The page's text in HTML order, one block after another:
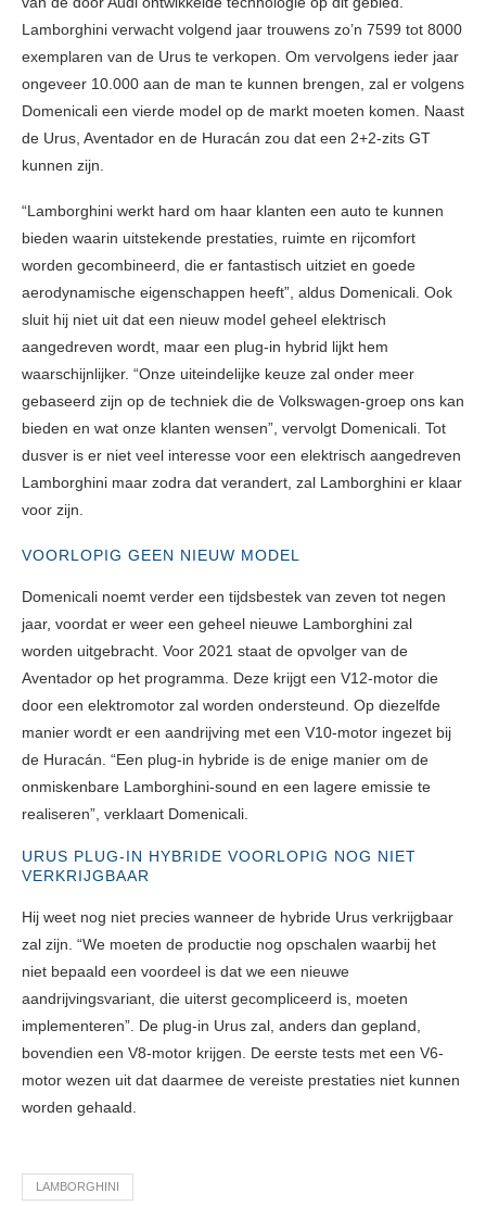
Lamborghini verwacht volgend jaar trouwens zo’n 7599 tot 8000
exemplaren van de Urus te verkopen. Om vervolgens ieder jaar
ongeveer 10.000 aan de man te kunnen brengen, zal er volgens
Domenicali een vierde model op de markt moeten komen. Naast
de Urus, Aventador en de Huracán zou dat een 2+2-zits GT
kunnen zijn.
“Lamborghini werkt hard om haar klanten een auto te kunnen
bieden waarin uitstekende prestaties, ruimte en rijcomfort
worden gecombineerd, die er fantastisch uitziet en goede
aerodynamische eigenschappen heeft”, aldus Domenicali. Ook
sluit hij niet uit dat een nieuw model geheel elektrisch
aangedreven wordt, maar een plug-in hybrid lijkt hem
waarschijnlijker. “Onze uiteindelijke keuze zal onder meer
gebaseerd zijn op de techniek die de Volkswagen-groep ons kan
bieden en wat onze klanten wensen”, vervolgt Domenicali. Tot
dusver is er niet veel interesse voor een elektrisch aangedreven
Lamborghini maar zodra dat verandert, zal Lamborghini er klaar
voor zijn.
VOORLOPIG GEEN NIEUW MODEL
Domenicali noemt verder een tijdsbestek van zeven tot negen
jaar, voordat er weer een geheel nieuwe Lamborghini zal
worden uitgebracht. Voor 2021 staat de opvolger van de
Aventador op het programma. Deze krijgt een V12-motor die
door een elektromotor zal worden ondersteund. Op diezelfde
manier wordt er een aandrijving met een V10-motor ingezet bij
de Huracán. “Een plug-in hybride is de enige manier om de
onmiskenbare Lamborghini-sound en een lagere emissie te
realiseren”, verklaart Domenicali.
URUS PLUG-IN HYBRIDE VOORLOPIG NOG NIET
VERKRIJGBAAR
Hij weet nog niet precies wanneer de hybride Urus verkrijgbaar
zal zijn. “We moeten de productie nog opschalen waarbij het
niet bepaald een voordeel is dat we een nieuwe
aandrijvingsvariant, die uiterst gecompliceerd is, moeten
implementeren”. De plug-in Urus zal, anders dan gepland,
bovendien een V8-motor krijgen. De eerste tests met een V6-
motor wezen uit dat daarmee de vereiste prestaties niet kunnen
worden gehaald.
LAMBORGHINI